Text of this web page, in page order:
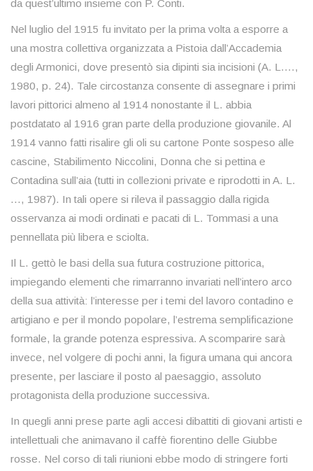
da quest’ultimo insieme con P. Conti.
Nel luglio del 1915 fu invitato per la prima volta a esporre a
una mostra collettiva organizzata a Pistoia dall’Accademia
degli Armonici, dove presentò sia dipinti sia incisioni (A. L.…,
1980, p. 24). Tale circostanza consente di assegnare i primi
lavori pittorici almeno al 1914 nonostante il L. abbia
postdatato al 1916 gran parte della produzione giovanile. Al
1914 vanno fatti risalire gli oli su cartone Ponte sospeso alle
cascine, Stabilimento Niccolini, Donna che si pettina e
Contadina sull’aia (tutti in collezioni private e riprodotti in A. L.
…, 1987). In tali opere si rileva il passaggio dalla rigida
osservanza ai modi ordinati e pacati di L. Tommasi a una
pennellata più libera e sciolta.
Il L. gettò le basi della sua futura costruzione pittorica,
impiegando elementi che rimarranno invariati nell’intero arco
della sua attività: l’interesse per i temi del lavoro contadino e
artigiano e per il mondo popolare, l’estrema semplificazione
formale, la grande potenza espressiva. A scomparire sarà
invece, nel volgere di pochi anni, la figura umana qui ancora
presente, per lasciare il posto al paesaggio, assoluto
protagonista della produzione successiva.
In quegli anni prese parte agli accesi dibattiti di giovani artisti e
intellettuali che animavano il caffè fiorentino delle Giubbe
rosse. Nel corso di tali riunioni ebbe modo di stringere forti